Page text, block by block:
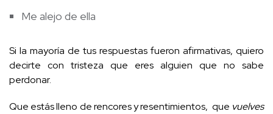
Me alejo de ella
Si la mayoría de tus respuestas fueron afirmativas, quiero
decirte con tristeza que eres alguien que no sabe
perdonar.
Que estás lleno de rencores y resentimientos, que vuelves